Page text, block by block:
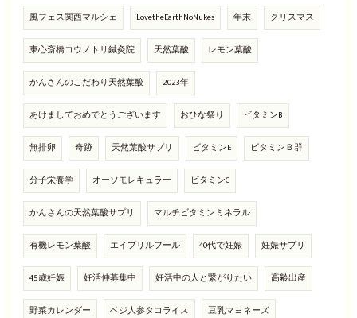
風フェス関西マルシェ LovetheEarthNoNukes 年末 クリスマス
東心斎橋コウノトリ鍼灸院 天然葉酸 レモン葉酸
かんさんのこだわり天然葉酸 2023年
あけましておめでとうございます おひな祭り ビタミンB
無排卵 奇跡 天然葉酸サプリ ビタミンE ビタミンＢ群
分子栄養学 オーソモレキュラー ビタミンC
かんさんの天然葉酸サプリ マルチビタミンミネラル
有機レモン葉酸 エイプリルフール 40代で妊娠 妊娠サプリ
45歳妊娠 妊活仲募集中 妊活中の人と繋がりたい 高齢出産
野菜カレンダー ベジ人参タコライス 豆乳マヨネーズ